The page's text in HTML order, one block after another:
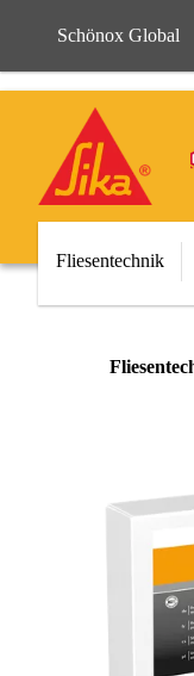
Schönox Global
Fliesentechnik